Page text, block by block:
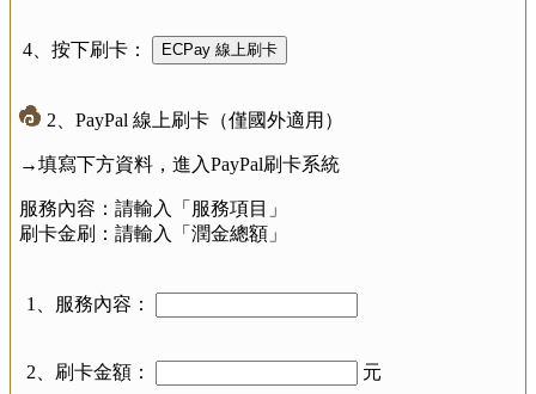
4、按下刷卡：
2、PayPal 線上刷卡（僅國外適用）
→填寫下方資料，進入PayPal刷卡系統
服務內容：請輸入「服務項目」
刷卡金刷：請輸入「潤金總額」
1、服務內容：
2、刷卡金額： 元